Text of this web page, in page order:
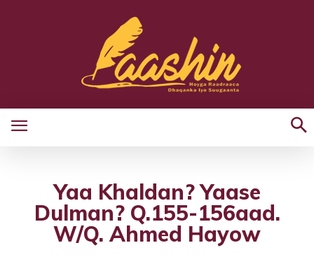
Yaa Khaldan? Yaase
Dulman? Q.155-156aad.
W/Q. Ahmed Hayow